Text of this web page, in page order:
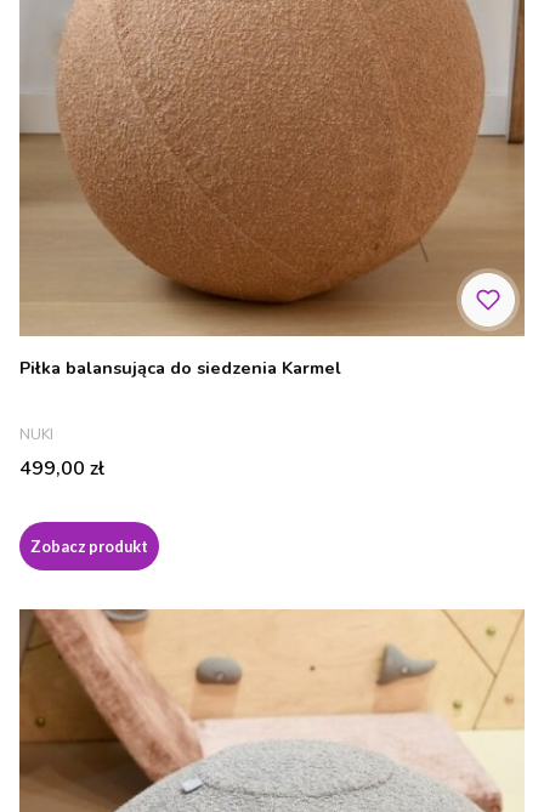
Piłka balansująca do siedzenia Karmel
PRODUCENT
NUKI
Cena
499,00 zł
Zobacz produkt